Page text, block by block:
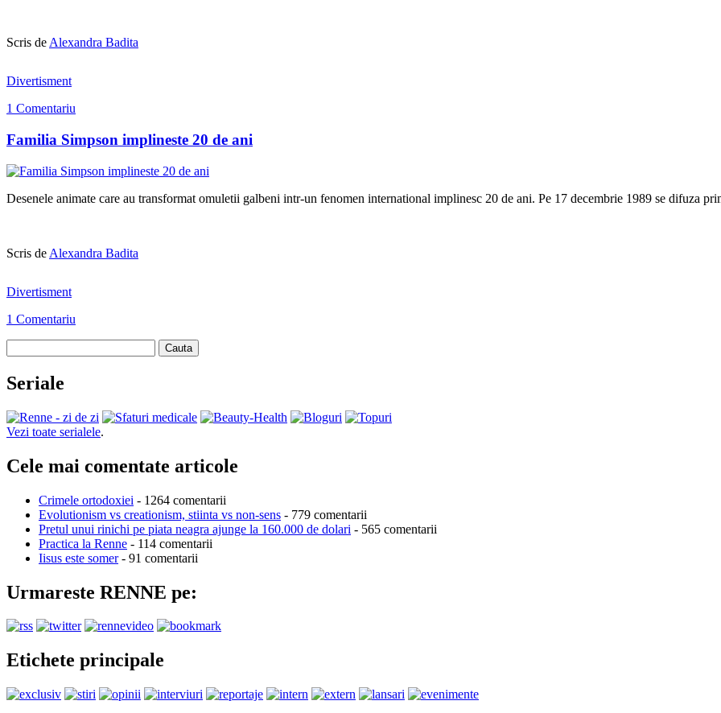
Scris de Alexandra Badita
Divertisment
1 Comentariu
Familia Simpson implineste 20 de ani
Desenele animate care au transformat omuletii galbeni intr-un fenomen international implinesc 20 de ani. Pe 17 decembrie 1989 se difuza
Scris de Alexandra Badita
Divertisment
1 Comentariu
Cauta
Seriale
Vezi toate serialele.
Cele mai comentate articole
Crimele ortodoxiei - 1264 comentarii
Evolutionism vs creationism, stiinta vs non-sens - 779 comentarii
Pretul unui rinichi pe piata neagra ajunge la 160.000 de dolari - 565 comentarii
Practica la Renne - 114 comentarii
Iisus este somer- 91 comentarii
Urmareste RENNE pe:
Etichete principale